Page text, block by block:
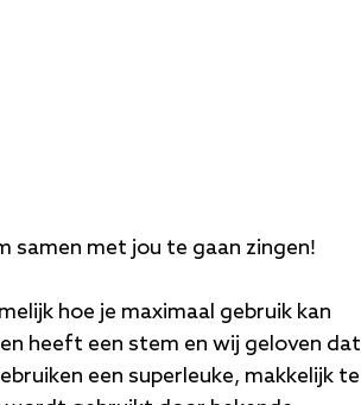
samen met jou te gaan zingen!
hoe je maximaal gebruik kan
heeft een stem en wij geloven dat
een superleuke, makkelijk te